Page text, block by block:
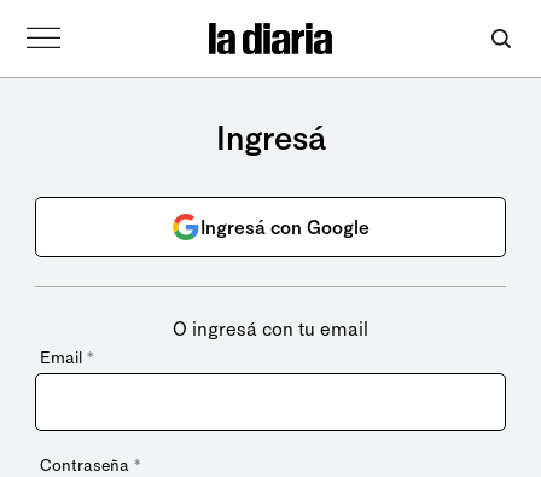
Ingresá
Ingresá con Google
O ingresá con tu email
Email *
Contraseña *